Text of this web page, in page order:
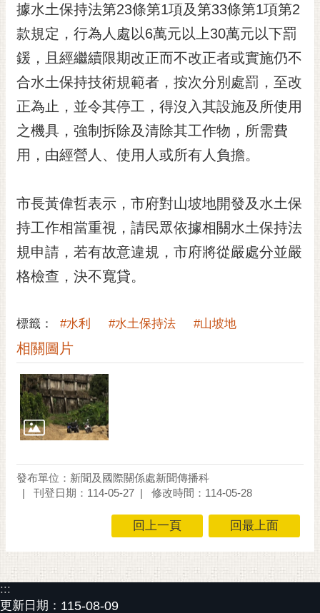
及
安
全
政
策
網
資
料
宣
告
市
府
交
置
據水土保持法第23條第1項及第33條第1項第2
款規定，行為人處以6萬元以上30萬元以下罰
鍰，且經繼續限期改正而不改正者或實施仍不
合水土保持技術規範者，按次分別處罰，至改
正為止，並令其停工，得沒入其設施及所使用
之機具，強制拆除及清除其工作物，所需費
用，由經營人、使用人或所有人負擔。
市長黃偉哲表示，市府對山坡地開發及水土保
持工作相當重視，請民眾依據相關水土保持法
規申請，若有故意違規，市府將從嚴處分並嚴
格檢查，決不寬貸。
標籤： #水利 #水土保持法 #山坡地
相關圖片
發布單位：新聞及國際關係處新聞傳播科
刊登日期：114-05-27
修改時間：114-05-28
回上一頁 回最上面
:::
更新日期： 115-08-09